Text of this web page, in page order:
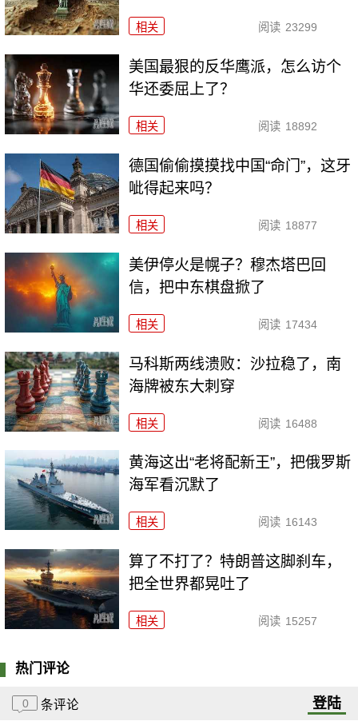
相关 阅读 23299
美国最狠的反华鹰派，怎么访个
华还委屈上了？
相关 阅读 18892
德国偷偷摸摸找中国“命门”，这牙
呲得起来吗？
相关 阅读 18877
美伊停火是幌子？穆杰塔巴回
信，把中东棋盘掀了
相关 阅读 17434
马科斯两线溃败：沙拉稳了，南
海牌被东大刺穿
相关 阅读 16488
黄海这出“老将配新王”，把俄罗斯
海军看沉默了
相关 阅读 16143
算了不打了？特朗普这脚刹车，
把全世界都晃吐了
相关 阅读 15257
热门评论
0 条评论 登陆